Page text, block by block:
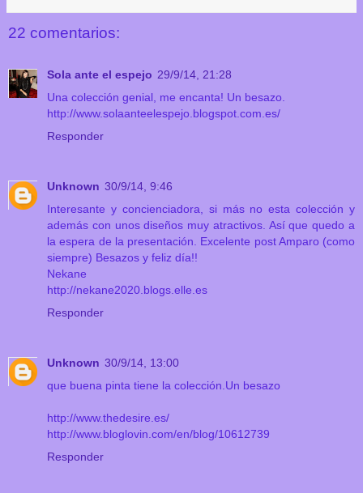
22 comentarios:
Sola ante el espejo 29/9/14, 21:28
Una colección genial, me encanta! Un besazo.
http://www.solaanteelespejo.blogspot.com.es/
Responder
Unknown 30/9/14, 9:46
Interesante y concienciadora, si más no esta colección y
además con unos diseños muy atractivos. Así que quedo a
la espera de la presentación. Excelente post Amparo (como
siempre) Besazos y feliz día!!
Nekane
http://nekane2020.blogs.elle.es
Responder
Unknown 30/9/14, 13:00
que buena pinta tiene la colección.Un besazo
http://www.thedesire.es/
http://www.bloglovin.com/en/blog/10612739
Responder